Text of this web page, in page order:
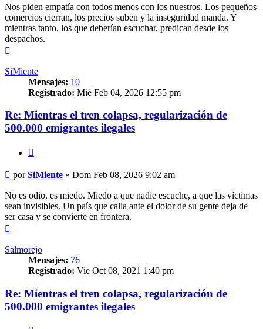
Nos piden empatía con todos menos con los nuestros. Los pequeños
comercios cierran, los precios suben y la inseguridad manda. Y
mientras tanto, los que deberían escuchar, predican desde los
despachos.
SiMiente
Mensajes: 10
Registrado: Mié Feb 04, 2026 12:55 pm
Re: Mientras el tren colapsa, regularización de
500.000 emigrantes ilegales
Mensaje
porSiMiente » Dom Feb 08, 2026 9:02 am
No es odio, es miedo. Miedo a que nadie escuche, a que las víctimas
sean invisibles. Un país que calla ante el dolor de su gente deja de
ser casa y se convierte en frontera.
Salmorejo
Mensajes: 76
Registrado: Vie Oct 08, 2021 1:40 pm
Re: Mientras el tren colapsa, regularización de
500.000 emigrantes ilegales